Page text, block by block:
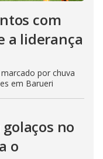
com
a liderança
por chuva
em Barueri
no
o